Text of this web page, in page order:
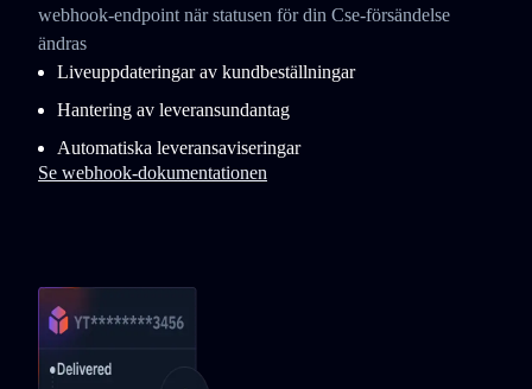
webhook-endpoint när statusen för din Cse-försändelse
ändras
Liveuppdateringar av kundbeställningar
Hantering av leveransundantag
Automatiska leveransaviseringar
Se webhook-dokumentationen